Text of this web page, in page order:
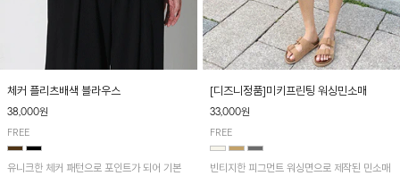
체커 플리츠배색 블라우스
38,000원
FREE
유니크한 체커 패턴으로 포인트가 되어 기본
[디즈니정품]미키프린팅 워싱민소매
33,000원
FREE
빈티지한 피그먼트 워싱면으로 제작된 민소매